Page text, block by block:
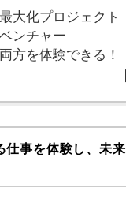
大化プロジェクト
ンチャー
方を体験できる！
仕事を体験し、未来